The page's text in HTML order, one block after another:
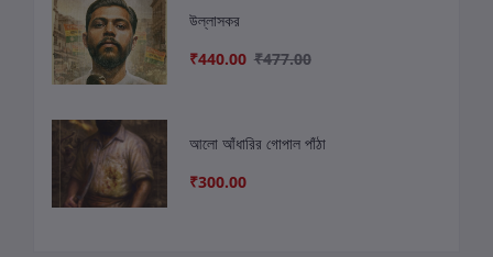
উল্লাসকর
₹440.00 ₹477.00
আলো আঁধারির গোপাল পাঁঠা
₹300.00